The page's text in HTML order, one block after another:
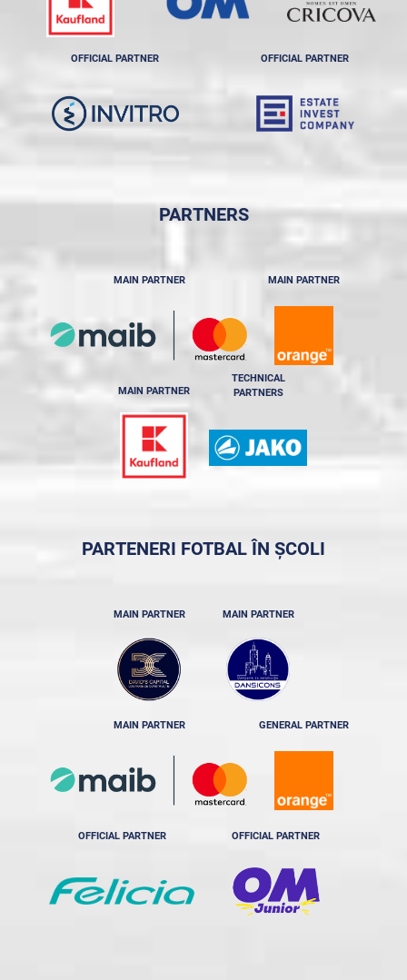
OFFICIAL PARTNER OFFICIAL PARTNER
PARTNERS
MAIN PARTNER MAIN PARTNER
MAIN PARTNER
TECHNICAL
PARTNERS
PARTENERI FOTBAL ÎN ȘCOLI
MAIN PARTNER MAIN PARTNER
MAIN PARTNER GENERAL PARTNER
OFFICIAL PARTNER OFFICIAL PARTNER